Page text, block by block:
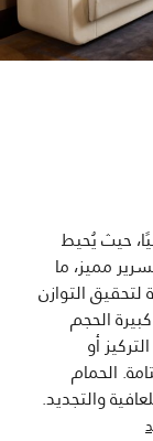
حيث يُحيط
مميز، ما
التوازن
الحجم
أو
الحمام
والتجديد.